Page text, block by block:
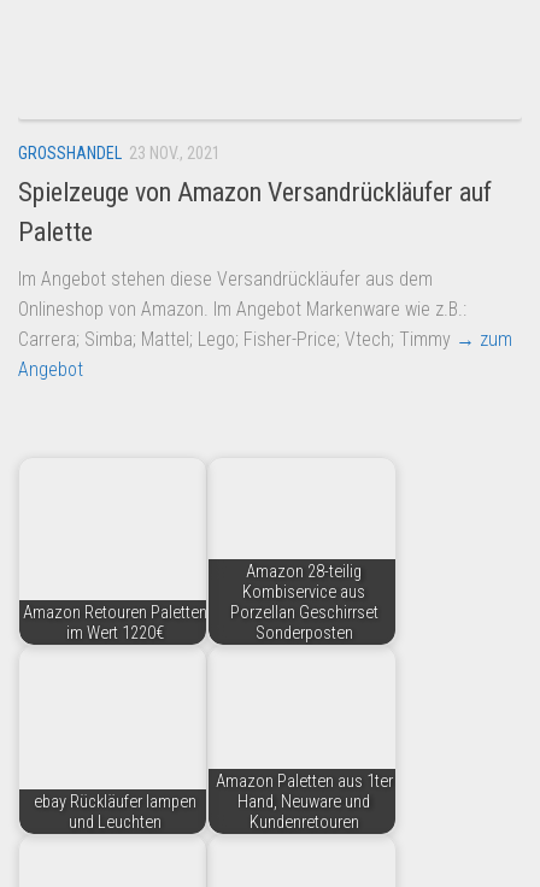
Amazon
Lidl
Anmelden
Kostenlos Registrieren
GROSSHANDEL 23 NOV., 2021
Spielzeuge von Amazon Versandrückläufer auf
Palette
Im Angebot stehen diese Versandrückläufer aus dem
Onlineshop von Amazon. Im Angebot Markenware wie z.B.:
Carrera; Simba; Mattel; Lego; Fisher-Price; Vtech; Timmy → zum
Angebot
Amazon Retouren Paletten
im Wert 1220€
Amazon 28-teilig
Kombiservice aus
Porzellan Geschirrset
Sonderposten
ebay Rückläufer lampen
und Leuchten
Amazon Paletten aus 1ter
Hand, Neuware und
Kundenretouren